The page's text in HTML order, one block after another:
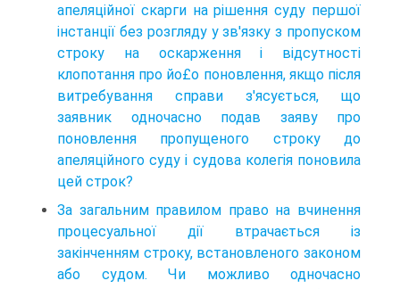
апеляційної скарги на рішення суду першої
інстанції без розгляду у зв'язку з пропуском
строку на оскарження і відсутності
клопотання про йо£о поновлення, якщо після
витребування справи з'ясується, що
заявник одночасно подав заяву про
поновлення пропущеного строку до
апеляційного суду і судова колегія поновила
цей строк?
За загальним правилом право на вчинення
процесуальної дії втрачається із
закінченням строку, встановленого законом
або судом. Чи можливо одночасно